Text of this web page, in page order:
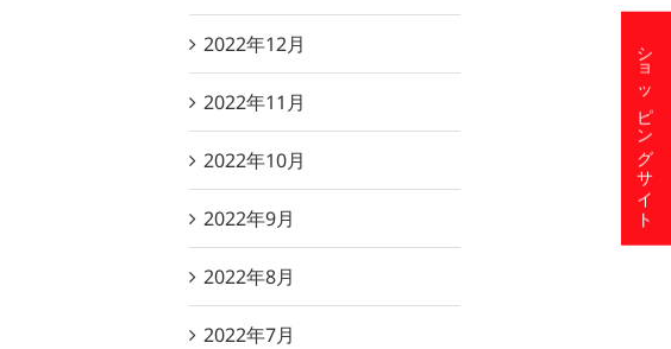
2022年12月
2022年11月
2022年10月
2022年9月
2022年8月
2022年7月
ショッピングサイト